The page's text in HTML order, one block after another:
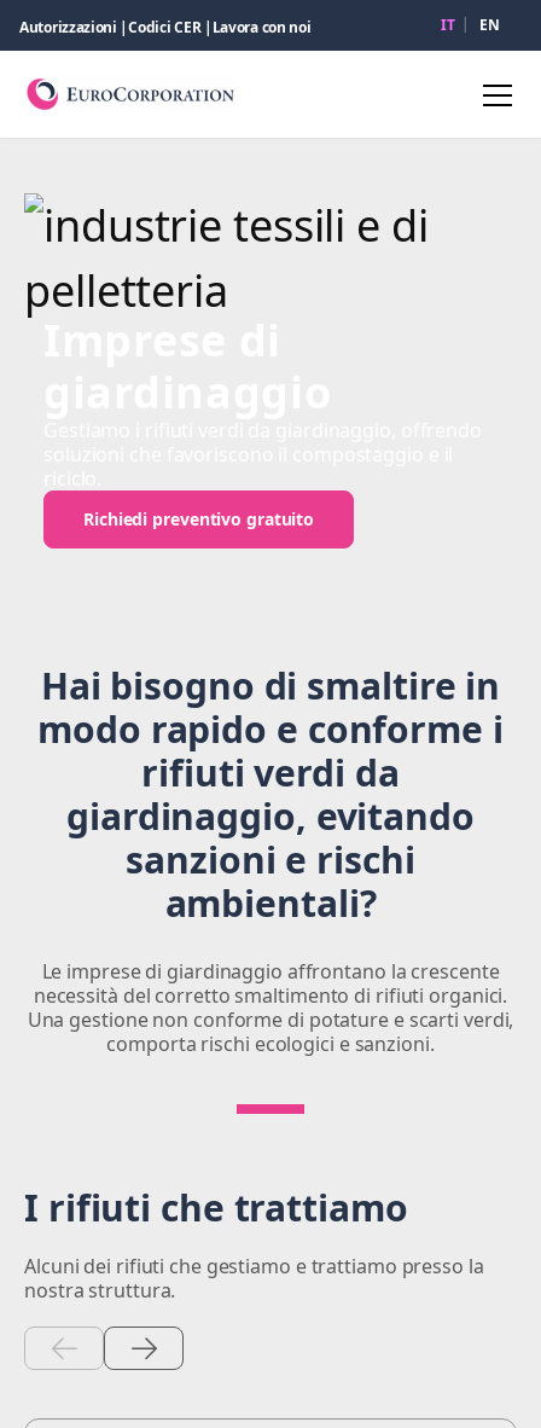
Autorizzazioni |Codici CER | Lavora con noi IT EN
Richiedi preventivo gratuito
Hai bisogno di smaltire in
modo rapido e conforme i
rifiuti verdi da
giardinaggio, evitando
sanzioni e rischi
ambientali?
Le imprese di giardinaggio affrontano la crescente
necessità del corretto smaltimento di rifiuti organici.
Una gestione non conforme di potature e scarti verdi,
comporta rischi ecologici e sanzioni.
I rifiuti che trattiamo
Alcuni dei rifiuti che gestiamo e trattiamo presso la
nostra struttura.